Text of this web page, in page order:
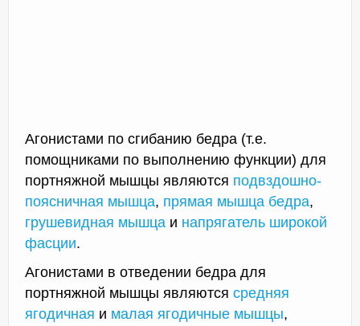
Агонистами по сгибанию бедра (т.е.
помощниками по выполнению функции) для
портняжной мышцы являются подвздошно-
поясничная мышца, прямая мышца бедра,
грушевидная мышца и напрягатель широкой
фасции.
Агонистами в отведении бедра для
портняжной мышцы являются средняя
ягодичная и малая ягодичные мышцы,